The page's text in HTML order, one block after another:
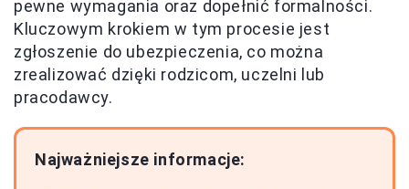
pewne wymagania oraz dopełnić formalności.
Kluczowym krokiem w tym procesie jest
zgłoszenie do ubezpieczenia, co można
zrealizować dzięki rodzicom, uczelni lub
pracodawcy.
Najważniejsze informacje: